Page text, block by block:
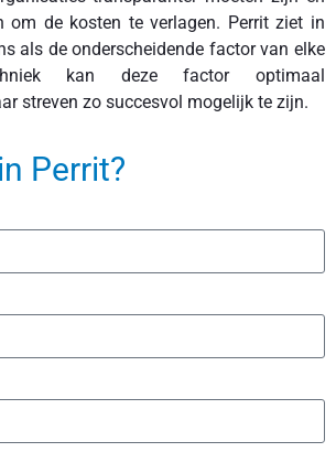
om de kosten te verlagen. Perrit ziet in
als de onderscheidende factor van elke
kan deze factor optimaal
streven zo succesvol mogelijk te zijn.
Perrit?